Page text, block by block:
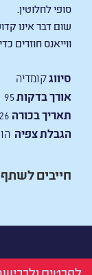
סופי לחלוטין.
שום דבר אינו
ווייאנס חוזרים
סיווגקומדיה
אורך בדקות
תאריך בכורה
הגבלת צפיה
חייבים